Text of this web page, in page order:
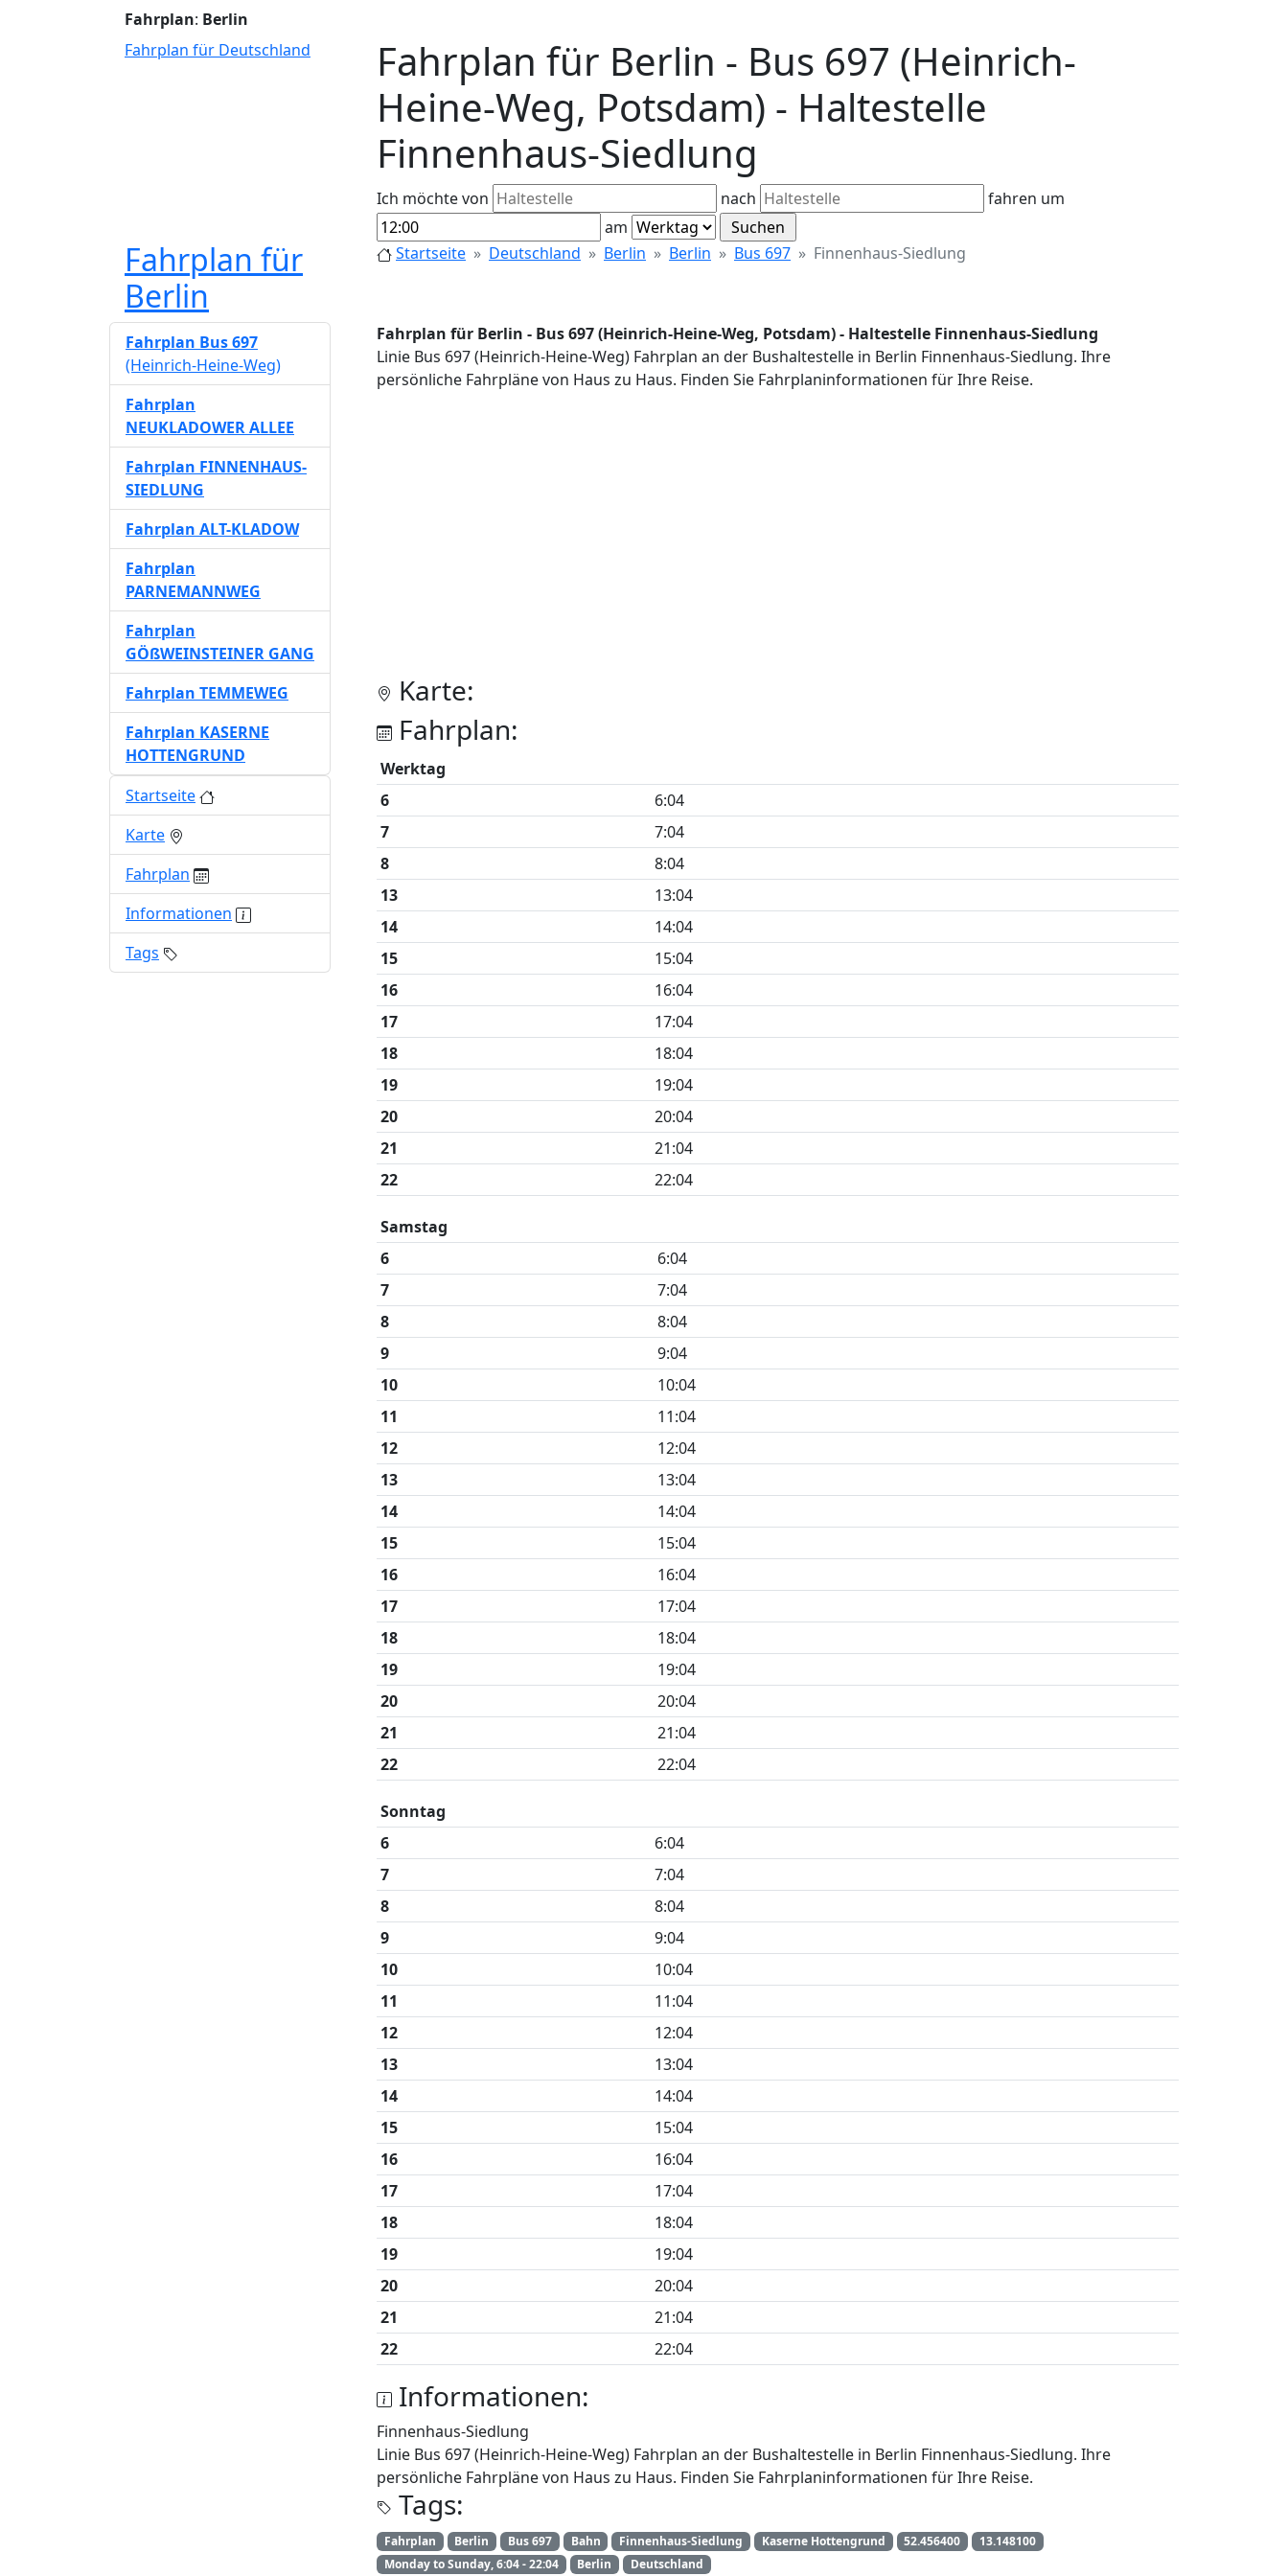
Fahrplan: Berlin
Fahrplan für Deutschland
Fahrplan für Berlin - Bus 697 (Heinrich-
Heine-Weg, Potsdam) - Haltestelle
Finnenhaus-Siedlung
Ich möchte von nach
fahren um
am
Fahrplan für
Berlin
Startseite Deutschland Berlin Berlin Bus 697 Finnenhaus-Siedlung
Fahrplan für Berlin - Bus 697 (Heinrich-Heine-Weg, Potsdam) - Haltestelle Finnenhaus-Siedlung
Linie Bus 697 (Heinrich-Heine-Weg) Fahrplan an der Bushaltestelle in Berlin Finnenhaus-Siedlung. Ihre
persönliche Fahrpläne von Haus zu Haus. Finden Sie Fahrplaninformationen für Ihre Reise.
Karte:
Fahrplan:
Werktag
6
6:04
7
7:04
8
8:04
13
13:04
14
14:04
15
15:04
16
16:04
17
17:04
18
18:04
19
19:04
20
20:04
21
21:04
22
22:04
Samstag
6
6:04
7
7:04
8
8:04
9
9:04
10
10:04
11
11:04
12
12:04
13
13:04
14
14:04
15
15:04
16
16:04
17
17:04
18
18:04
19
19:04
20
20:04
21
21:04
22
22:04
Sonntag
6
6:04
7
7:04
8
8:04
9
9:04
10
10:04
11
11:04
12
12:04
13
13:04
14
14:04
15
15:04
16
16:04
17
17:04
18
18:04
19
19:04
20
20:04
21
21:04
22
22:04
Informationen:
Finnenhaus-Siedlung
Linie Bus 697 (Heinrich-Heine-Weg) Fahrplan an der Bushaltestelle in Berlin Finnenhaus-Siedlung. Ihre
persönliche Fahrpläne von Haus zu Haus. Finden Sie Fahrplaninformationen für Ihre Reise.
Tags:
Fahrplan Berlin Bus 697 Bahn Finnenhaus-Siedlung Kaserne Hottengrund 52.456400
13.148100
Monday to Sunday, 6:04 - 22:04
Berlin Deutschland
Fahrplan Bus 697
(Heinrich-Heine-Weg)
Fahrplan
NEUKLADOWER ALLEE
Fahrplan FINNENHAUS-
SIEDLUNG
Fahrplan ALT-KLADOW
Fahrplan
PARNEMANNWEG
Fahrplan
GÖßWEINSTEINER GANG
Fahrplan TEMMEWEG
Fahrplan KASERNE
HOTTENGRUND
Startseite
Karte
Fahrplan
Informationen
Tags